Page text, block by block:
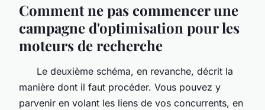
Comment ne pas commencer une
campagne d'optimisation pour les
moteurs de recherche
Le deuxième schéma, en revanche, décrit la
manière dont il faut procéder. Vous pouvez y
parvenir en volant les liens de vos concurrents, en